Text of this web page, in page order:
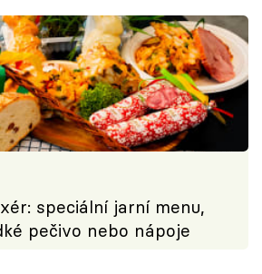
speciální jarní menu,
pečivo nebo nápoje